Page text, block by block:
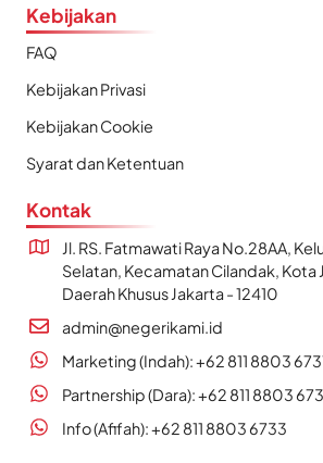
Kebijakan
FAQ
Kebijakan Privasi
Kebijakan Cookie
Syarat dan Ketentuan
Kontak
Jl. RS. Fatmawati Raya No.28AA,
Selatan, Kecamatan Cilandak, Kota
Daerah Khusus Jakarta - 12410
admin@negerikami.id
Marketing (Indah): +62 811 8803
Partnership (Dara): +62 811 8803
Info (Afifah): +62 811 8803 6733